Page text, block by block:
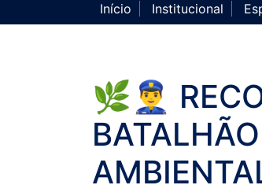
Início Institucional
🌿👮‍♂️